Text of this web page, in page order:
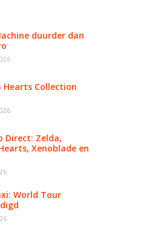
duurder dan
Hearts Collection
Direct: Zelda,
Xenoblade en
World Tour